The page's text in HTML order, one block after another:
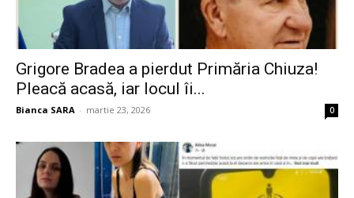
Grigore Bradea a pierdut Primăria Chiuza!
Pleacă acasă, iar locul îi...
Bianca SARA - martie 23, 2026 0